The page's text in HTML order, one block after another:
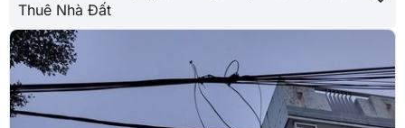
Thuê Nhà Đất